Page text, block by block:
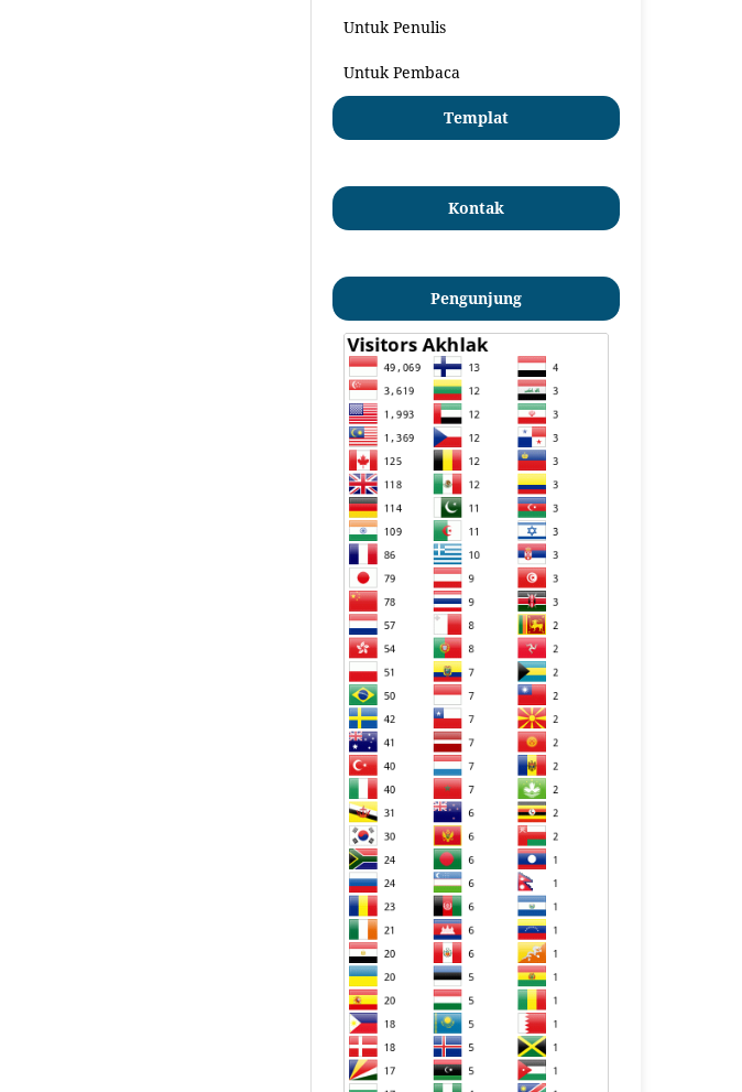
Untuk Penulis
Untuk Pembaca
Templat
Kontak
Pengunjung